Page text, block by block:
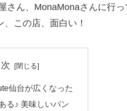
ん、MonaMonaさんに行っ
この店、面白い！
仙台が広くなった
る♪ 美味しいパン